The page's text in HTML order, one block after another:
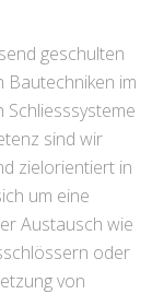
geschulten
Bautechniken im
Schliesssysteme
sind wir
zielorientiert in
um eine
Austausch wie
oder
von